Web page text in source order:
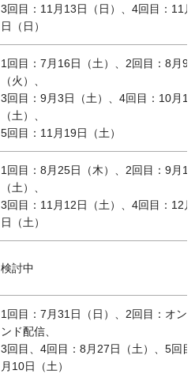
3回目：11月13日（日）、4回目：11
日（日）
1回目：7月16日（土）、2回目：8月9
（火）、
3回目：9月3日（土）、4回目：10月
（土）、
5回目：11月19日（土）
1回目：8月25日（木）、2回目：9月
（土）、
3回目：11月12日（土）、4回目：12
日（土）
検討中
1回目：7月31日（日）、2回目：オン
ンド配信、
3回目、4回目：8月27日（土）、5回
月10日（土）